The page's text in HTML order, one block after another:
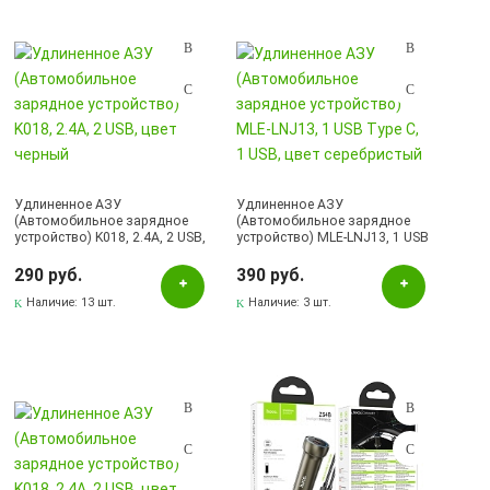
Красный
Розовый
Серебристый
Синий
Черный
Бренд
BOROFONE
Eplutus
Удлиненное АЗУ
(Автомобильное зарядное
устройство) K018, 2.4A, 2 USB,
290 руб.
Наличие: 13 шт.
Удлиненное АЗУ
(Автомобильное зарядное
устройство) MLE-LNJ13, 1 USB
серебристый
390 руб.
Наличие: 3 шт.